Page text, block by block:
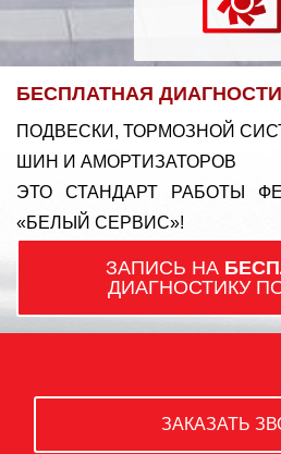
БЕСПЛАТНАЯ
ПОДВЕСКИ, ТОРМОЗНОЙ
ШИН И АМОРТИЗАТОРОВ
ЭТО СТАНДАРТ РАБОТЫ
«БЕЛЫЙ СЕРВИС»!
ЗАПИСЬ НА
ДИАГНОСТИКУ
ЗАКАЗАТЬ